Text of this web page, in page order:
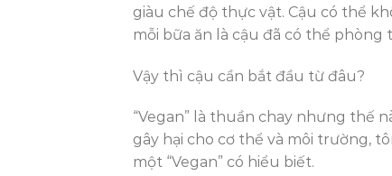
giàu chế độ thực vật. Cậu có thể
mỗi bữa ăn là cậu đã có thể
Vậy thì cậu cần bắt đầu từ đâu?
“Vegan” là thuần chay nhưng thế
gây hại cho cơ thể và môi trường,
một “Vegan” có hiểu biết.